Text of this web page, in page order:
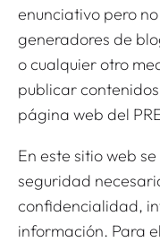
enunciativo pero
generadores de
o cualquier otro
publicar
página web del
En este sitio web
seguridad
confidencialidad,
información. Para